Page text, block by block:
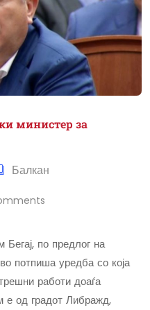
министер за
Балкан
Бегај, по предлог на
потпиша уредба со која
работи доаѓа
од градот Либражд,